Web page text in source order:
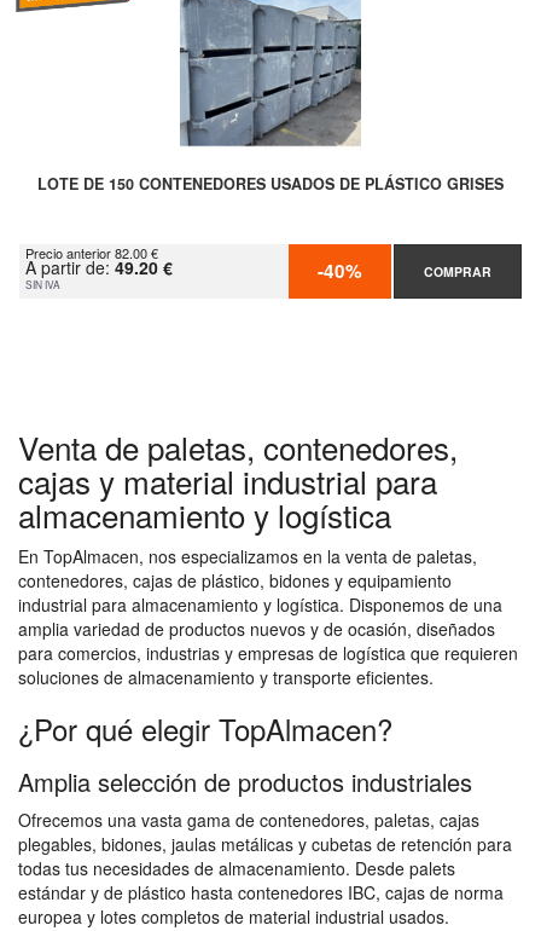
LOTE DE 150 CONTENEDORES USADOS DE PLÁSTICO GRISES
Precio anterior 82.00 €
A partir de: 49.20 €
SIN IVA -40% COMPRAR
Venta de paletas, contenedores,
cajas y material industrial para
almacenamiento y logística
En TopAlmacen, nos especializamos en la venta de paletas,
contenedores, cajas de plástico, bidones y equipamiento
industrial para almacenamiento y logística. Disponemos de una
amplia variedad de productos nuevos y de ocasión, diseñados
para comercios, industrias y empresas de logística que requieren
soluciones de almacenamiento y transporte eficientes.
¿Por qué elegir TopAlmacen?
Amplia selección de productos industriales
Ofrecemos una vasta gama de contenedores, paletas, cajas
plegables, bidones, jaulas metálicas y cubetas de retención para
todas tus necesidades de almacenamiento. Desde palets
estándar y de plástico hasta contenedores IBC, cajas de norma
europea y lotes completos de material industrial usados.